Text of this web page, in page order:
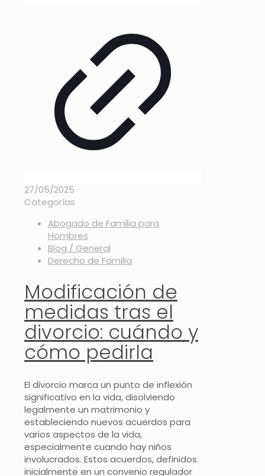
27/05/2025
Categorías
Abogado de Familia para
Hombres
Blog / General
Derecho de Familia
Modificación de
medidas tras el
divorcio: cuándo y
cómo pedirla
El divorcio marca un punto de inflexión
significativo en la vida, disolviendo
legalmente un matrimonio y
estableciendo nuevos acuerdos para
varios aspectos de la vida,
especialmente cuando hay niños
involucrados. Estos acuerdos, definidos
inicialmente en un convenio regulador